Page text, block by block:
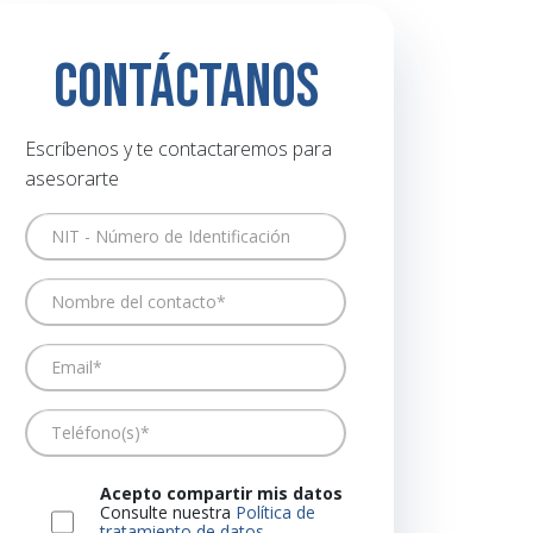
Contáctanos
Escríbenos y te contactaremos para
asesorarte
Acepto compartir mis datos
Consulte nuestra Política de